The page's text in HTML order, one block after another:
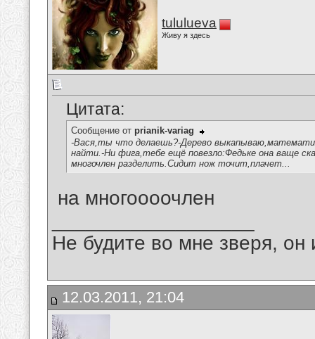
tululueva
Живу я здесь
Цитата:
Сообщение от prianik-variag
-Вася,ты что делаешь?-Дерево
найти.-Ни фига,тебе ещё повезло:Федьке она ваще
многочлен разделить.Сидит нож точит,плачет...
на многоооочлен
Не будите во мне зверя, он
12.03.2011, 21:04